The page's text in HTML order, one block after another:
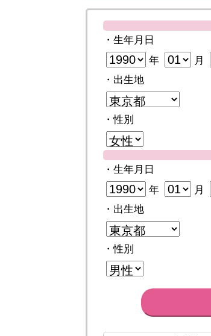
・生年月日
年 月
・出生地
・性別
・生年月日
年 月
・出生地
・性別